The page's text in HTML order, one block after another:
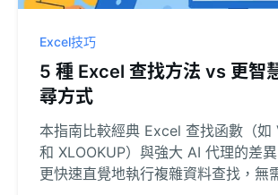
Excel技巧
5 種 Excel 查找方法 vs 更智
尋方式
本指南比較經典 Excel 查找函數（如
和 XLOOKUP）與強大 AI 代理的差
更快速直覺地執行複雜資料查找，無